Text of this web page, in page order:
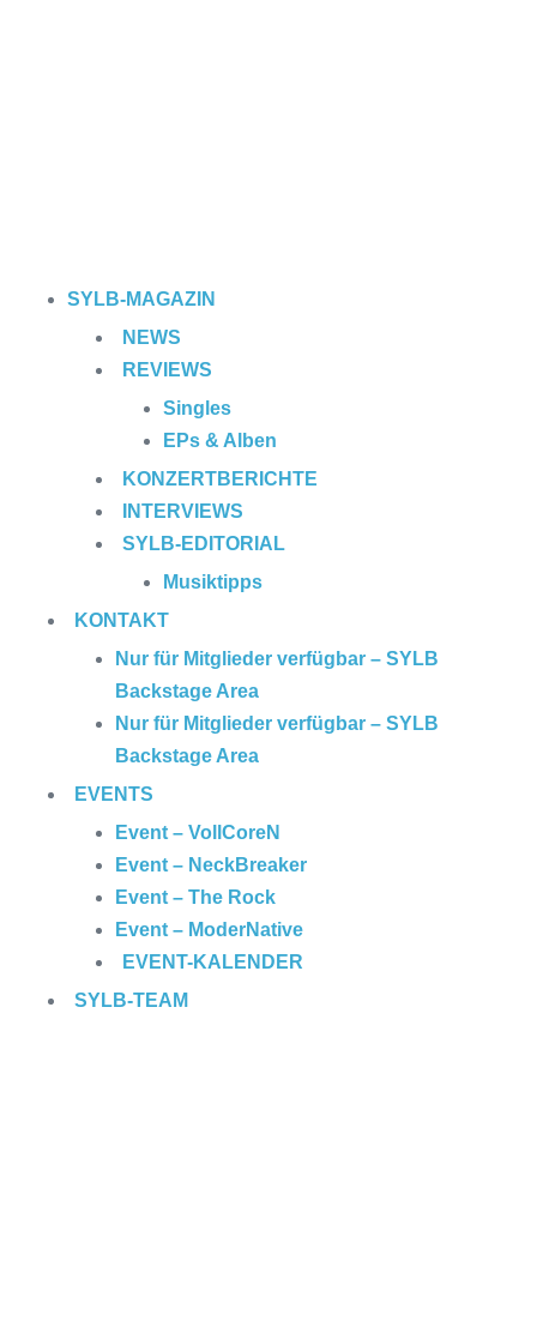
SYLB-MAGAZIN
NEWS
REVIEWS
Singles
EPs & Alben
KONZERTBERICHTE
INTERVIEWS
SYLB-EDITORIAL
Musiktipps
KONTAKT
Nur für Mitglieder verfügbar – SYLB
Backstage Area
Nur für Mitglieder verfügbar – SYLB
Backstage Area
EVENTS
Event – VollCoreN
Event – NeckBreaker
Event – The Rock
Event – ModerNative
EVENT-KALENDER
SYLB-TEAM